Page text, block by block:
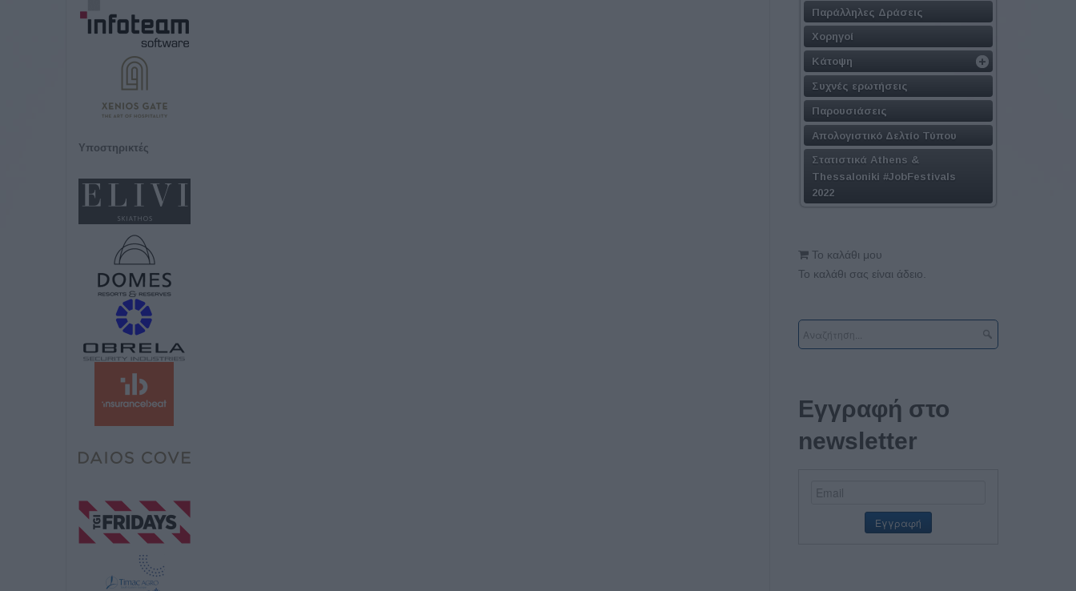
Υποστηρικτές
Παράλληλες Δράσεις
Χορηγοί
Κάτοψη
Συχνές ερωτήσεις
Παρουσιάσεις
Απολογιστικό Δελτίο Τύπου
Στατιστικά Athens &
Thessaloniki #JobFestivals
2022
Το καλάθι μου
Το καλάθι σας είναι άδειο.
Εγγραφή στο
newsletter